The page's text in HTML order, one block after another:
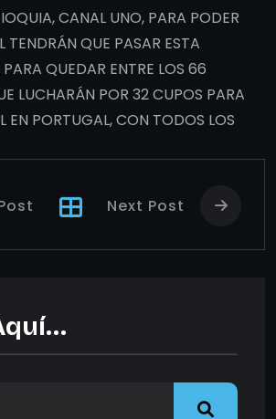
CANAL UNO, PARA PODER
TENDRÁN QUE PASAR ESTA
QUEDAR ENTRE LOS 66
LUCHARÁN POR 32 CUPOS PARA
EN PORTUGAL, CON TODOS LOS
Next Post